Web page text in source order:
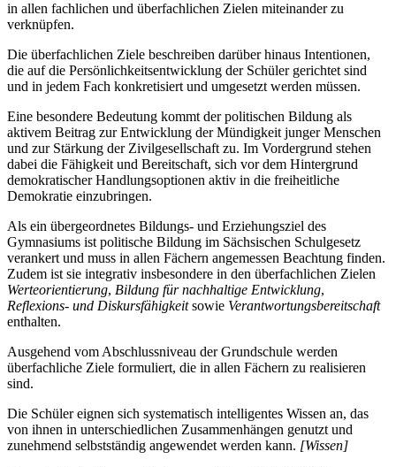
in allen fachlichen und überfachlichen Zielen miteinander zu
verknüpfen.
Die überfachlichen Ziele beschreiben darüber hinaus Intentionen,
die auf die Persönlichkeitsentwicklung der Schüler gerichtet sind
und in jedem Fach konkretisiert und umgesetzt werden müssen.
Eine besondere Bedeutung kommt der politischen Bildung als
aktivem Beitrag zur Entwicklung der Mündigkeit junger Menschen
und zur Stärkung der Zivilgesellschaft zu. Im Vordergrund stehen
dabei die Fähigkeit und Bereitschaft, sich vor dem Hintergrund
demokratischer Handlungsoptionen aktiv in die freiheitliche
Demokratie einzubringen.
Als ein übergeordnetes Bildungs- und Erziehungsziel des
Gymnasiums ist politische Bildung im Sächsischen Schulgesetz
verankert und muss in allen Fächern angemessen Beachtung finden.
Zudem ist sie integrativ insbesondere in den überfachlichen Zielen
Werteorientierung, Bildung für nachhaltige Entwicklung,
Reflexions- und Diskursfähigkeitsowie Verantwortungsbereitschaft
enthalten.
Ausgehend vom Abschlussniveau der Grundschule werden
überfachliche Ziele formuliert, die in allen Fächern zu realisieren
sind.
Die Schüler eignen sich systematisch intelligentes Wissen an, das
von ihnen in unterschiedlichen Zusammenhängen genutzt und
zunehmend selbstständig angewendet werden kann. [Wissen]